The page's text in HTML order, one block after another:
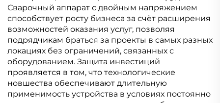
Сварочный аппарат с двойным напряжением
способствует росту бизнеса за счёт расширения
возможностей оказания услуг, позволяя
подрядчикам браться за проекты в самых разных
локациях без ограничений, связанных с
оборудованием. Защита инвестиций
проявляется в том, что технологические
новшества обеспечивают длительную
применимость устройства в условиях постоянно